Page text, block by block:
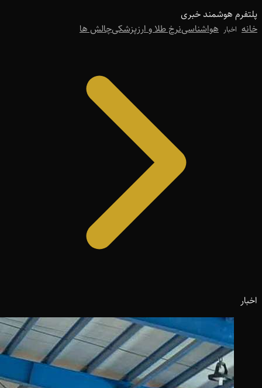
پلتفرم هوشمند خبری
خانه اخبار هواشناسینرخ طلا و ارزپزشکیچالش ها
اخبار